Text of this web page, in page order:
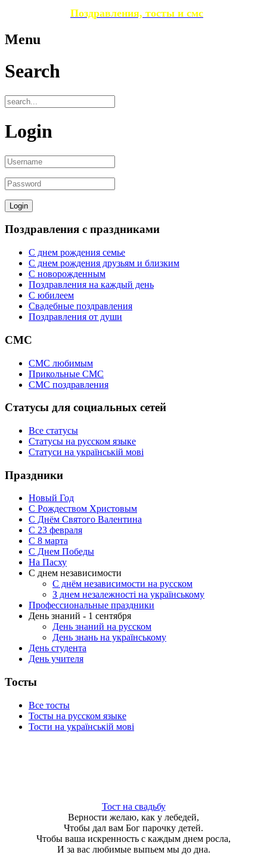
Поздравления, тосты и смс
Menu
Search
Login
Поздравления с праздниками
С днем рождения семье
С днем рождения друзьям и близким
C новорожденным
Поздравления на каждый день
С юбилеем
Свадебные поздравления
Поздравления от души
СМС
СМС любимым
Прикольные СМС
СМС поздравления
Статусы для социальных сетей
Все статусы
Статусы на русском языке
Статуси на українській мові
Праздники
Новый Год
С Рождеством Христовым
С Днём Святого Валентина
С 23 февраля
C 8 марта
С Днем Победы
На Пасху
С днем независимости
С днём независимости на русском
З днем незалежності на українському
Профессиональные праздники
День знаний - 1 сентября
День знаний на русском
День знань на українському
День студента
День учителя
Тосты
Все тосты
Тосты на русском языке
Тости на українській мові
Тост на свадьбу
Верности желаю, как у лебедей,
Чтобы дал вам Бог парочку детей.
Чтобы ваша искренность с каждым днем росла,
И за вас любимые выпьем мы до дна.